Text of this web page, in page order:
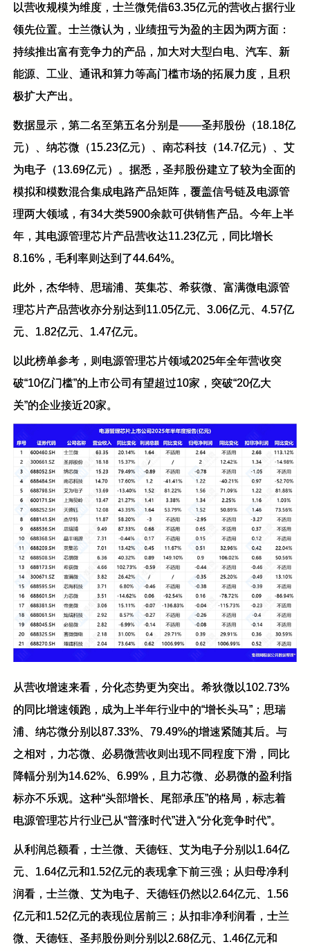
以营收规模为维度，士兰微凭借63.35亿元的营收占据行业
领先位置。士兰微认为，业绩扭亏为盈的主因为两方面：
持续推出富有竞争力的产品，加大对大型白电、汽车、新
能源、工业、通讯和算力等高门槛市场的拓展力度，且积
极扩大产出。
数据显示，第二名至第五名分别是——圣邦股份（18.18亿
元）、纳芯微（15.23亿元）、南芯科技（14.7亿元）、艾
为电子（13.69亿元）。据悉，圣邦股份建立了较为全面的
模拟和模数混合集成电路产品矩阵，覆盖信号链及电源管
理两大领域，有34大类5900余款可供销售产品。今年上半
年，其电源管理芯片产品营收达11.23亿元，同比增长
8.16%，毛利率则达到了44.64%。
此外，杰华特、思瑞浦、英集芯、希荻微、富满微电源管
理芯片产品营收亦分别达到11.05亿元、3.06亿元、4.57亿
元、1.82亿元、1.47亿元。
以此榜单参考，则电源管理芯片领域2025年全年营收突
破“10亿门槛”的上市公司有望超过10家，突破“20亿大
关”的企业接近20家。
从营收增速来看，分化态势更为突出。希狄微以102.73%
的同比增速领跑，成为上半年行业中的“增长头马”；思瑞
浦、纳芯微分别以87.33%、79.49%的增速紧随其后。与
之相对，力芯微、必易微营收则出现不同程度下滑，同比
降幅分别为14.62%、6.99%，且力芯微、必易微的盈利指
标亦不乐观。这种“头部增长、尾部承压”的格局，标志着
电源管理芯片行业已从“普涨时代”进入“分化竞争时代”。
从利润总额看，士兰微、天德钰、艾为电子分别以1.64亿
元、1.64亿元和1.52亿元的表现拿下前三强；从归母净利
润看，士兰微、艾为电子、天德钰仍然以2.64亿元、1.56
亿元和1.52亿元的表现位居前三；从扣非净利润看，士兰
微、天德钰、圣邦股份则分别以2.68亿元、1.46亿元和